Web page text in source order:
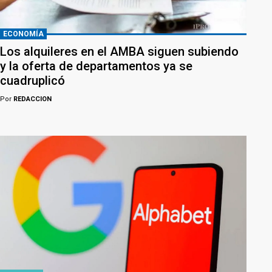
ECONOMÍA
Los alquileres en el AMBA siguen subiendo
y la oferta de departamentos ya se
cuadruplicó
Por REDACCION